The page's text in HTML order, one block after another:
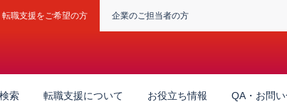
転職支援をご希望の方 企業のご担当者の方
索 転職支援について お役立ち情報 QA・お問